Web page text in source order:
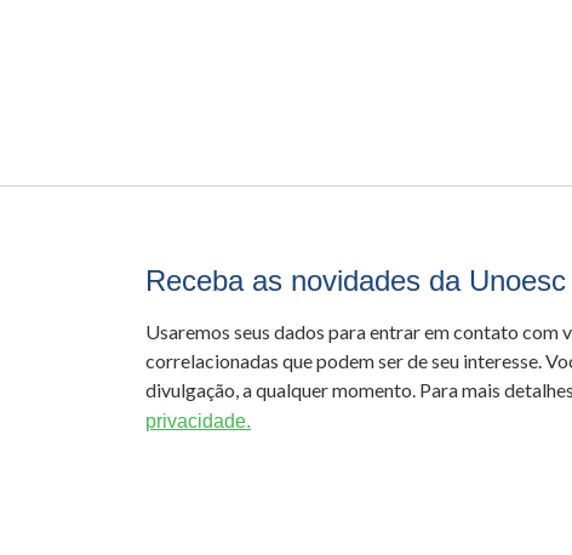
Receba as novidades da Unoesc
Usaremos seus dados para entrar em contato com
correlacionadas que podem ser de seu interesse.
divulgação, a qualquer momento. Para mais
privacidade.